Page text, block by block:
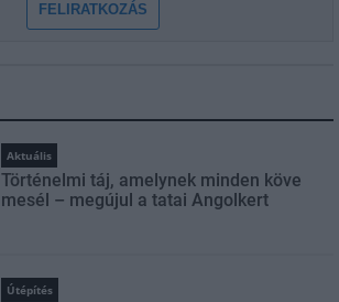
FELIRATKOZÁS
Aktuális
Történelmi táj, amelynek minden köve
mesél – megújul a tatai Angolkert
Útépítés